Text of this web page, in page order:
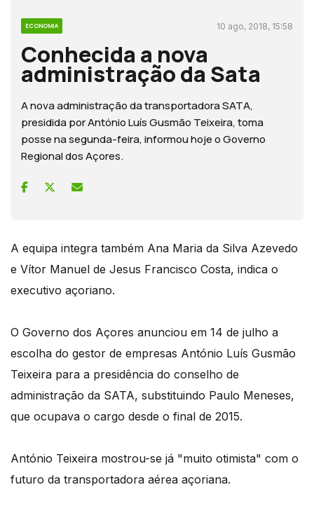
ECONOMIA 10 ago, 2018, 15:58
Conhecida a nova
administração da Sata
A nova administração da transportadora SATA,
presidida por António Luís Gusmão Teixeira, toma
posse na segunda-feira, informou hoje o Governo
Regional dos Açores.
A equipa integra também Ana Maria da Silva Azevedo
e Vítor Manuel de Jesus Francisco Costa, indica o
executivo açoriano.
O Governo dos Açores anunciou em 14 de julho a
escolha do gestor de empresas António Luís Gusmão
Teixeira para a presidência do conselho de
administração da SATA, substituindo Paulo Meneses,
que ocupava o cargo desde o final de 2015.
António Teixeira mostrou-se já "muito otimista" com o
futuro da transportadora aérea açoriana.